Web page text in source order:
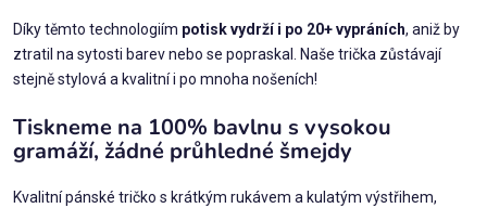
Díky těmto technologiím potisk vydrží i po 20+ vypráních, aniž by
ztratil na sytosti barev nebo se popraskal. Naše trička zůstávají
stejně stylová a kvalitní i po mnoha nošeních!
Tiskneme na 100% bavlnu s vysokou
gramáží, žádné průhledné šmejdy
Kvalitní pánské tričko s krátkým rukávem a kulatým výstřihem,